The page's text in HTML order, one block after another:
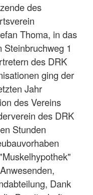
des
Thoma, in das
Steinbruchweg 1
des DRK
ging der
Jahr
des Vereins
des DRK
Stunden
Dank